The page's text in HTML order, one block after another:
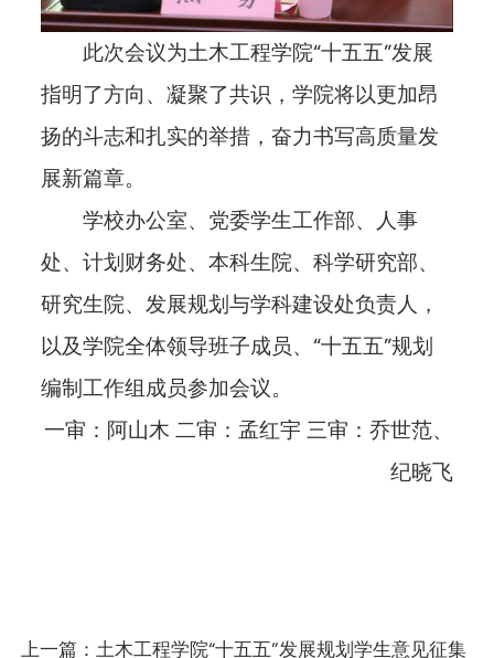
此次会议为土木工程学院“十五五”发展
指明了方向、凝聚了共识，学院将以更加昂
扬的斗志和扎实的举措，奋力书写高质量发
展新篇章。
学校办公室、党委学生工作部、人事
处、计划财务处、本科生院、科学研究部、
研究生院、发展规划与学科建设处负责人，
以及学院全体领导班子成员、“十五五”规划
编制工作组成员参加会议。
一审：阿山木 二审：孟红宇 三审：乔世范、
纪晓飞
上一篇：土木工程学院“十五五”发展规划学生意见征集